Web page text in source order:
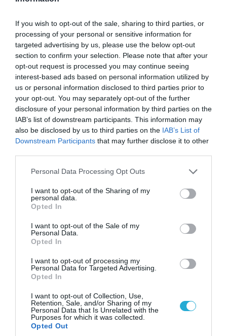
If you wish to opt-out of the sale, sharing to third parties, or
processing of your personal or sensitive information for
targeted advertising by us, please use the below opt-out
section to confirm your selection. Please note that after your
opt-out request is processed you may continue seeing
interest-based ads based on personal information utilized by
us or personal information disclosed to third parties prior to
your opt-out. You may separately opt-out of the further
disclosure of your personal information by third parties on the
IAB’s list of downstream participants. This information may
also be disclosed by us to third parties on the IAB’s List of
Downstream Participants that may further disclose it to other
Please note that this website/app uses one or more Google
not limited to your visit or usage behaviour. You may click to
grant or deny consent to Google and its third-party tags to
use your data for below specified purposes in below Google
consent section.
Personal Data Processing Opt Outs
I want to opt-out of the Sharing of my
personal data.
Opted In
I want to opt-out of the Sale of my
Personal Data.
Opted In
I want to opt-out of processing my
Personal Data for Targeted Advertising.
Opted In
I want to opt-out of Collection, Use,
Retention, Sale, and/or Sharing of my
Personal Data that Is Unrelated with the
Purposes for which it was collected.
Opted Out
06.08.2026 | 14:02
«Επιχείρηση ελεύθερα πεζοδρόμια» στην
Αθήνα: Απομακρύνθηκαν παράνομα
αντικείμενα από κοινόχρηστους χώρους
06.08.2026 | 09:03
«Οι εντελώς αθώοι»: Η ανάρτηση του Αρκά για
τα ζώα που χάθηκαν στις πυρκαγιές της
Αττικής (φωτο)